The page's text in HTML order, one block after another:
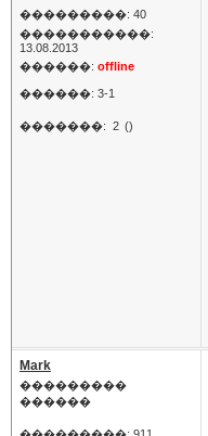
���������: 40
�����������:
13.08.2013
������: offline
������: 3-1
�������: 2 ()
Mark
���������
������